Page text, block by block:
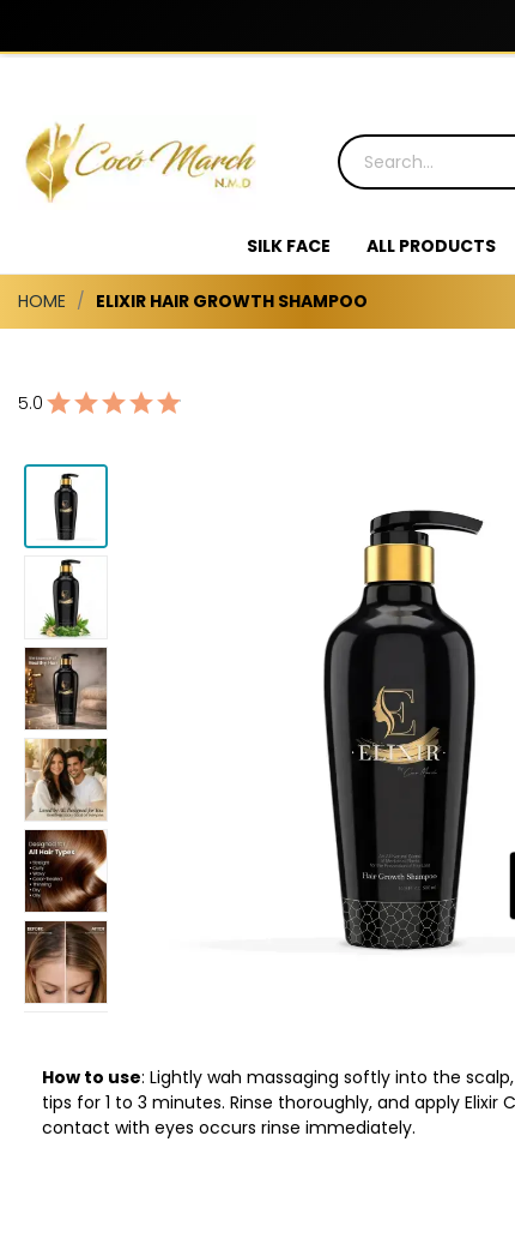
SILK FACE ALL PRODUCTS
HOME ELIXIR HAIR GROWTH SHAMPOO
5.0
How to use: Lightly wah massaging softly into the
tips for 1 to 3 minutes. Rinse thoroughly, and apply Elixir
contact with eyes occurs rinse immediately.